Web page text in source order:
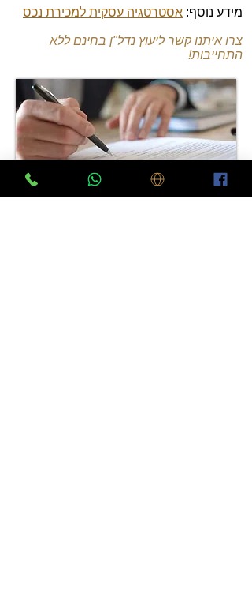
מידע נוסף: אסטרטגיה עסקית למכירת נכס
צרו איתנו קשר ליעוץ נדל"ן בחינם ללא
התחייבות!